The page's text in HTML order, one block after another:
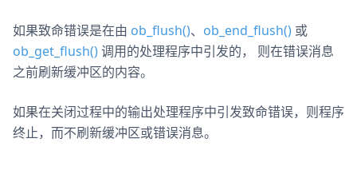
如果致命错误是在由 ob_flush()、 ob_end_flush() 或
ob_get_flush()调用的处理程序中引发的， 则在错误消息
之前刷新缓冲区的内容。
如果在关闭过程中的输出处理程序中引发致命错误，则程序
终止，而不刷新缓冲区或错误消息。